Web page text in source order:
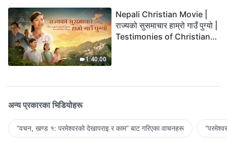
1:40:00
Nepali Christian Movie |
राज्यको सुसमाचार हाम्रो गाउँ पुग्यो |
Testimonies of Christians
अन्य प्रकारका भिडियोहरू
“वचन, खण्ड १: परमेश्‍वरको देखापराइ र काम” बाट गरिएका वाचनहरू